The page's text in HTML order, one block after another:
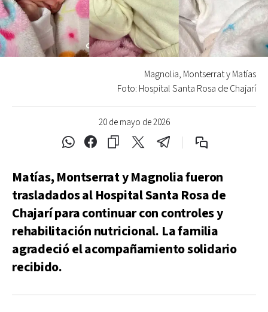
20 de mayo de 2026
Magnolia, Montserrat y Matías
Foto: Hospital Santa Rosa de Chajarí
Matías, Montserrat y Magnolia fueron
trasladados al Hospital Santa Rosa de
Chajarí para continuar con controles y
rehabilitación nutricional. La familia
agradeció el acompañamiento solidario
recibido.